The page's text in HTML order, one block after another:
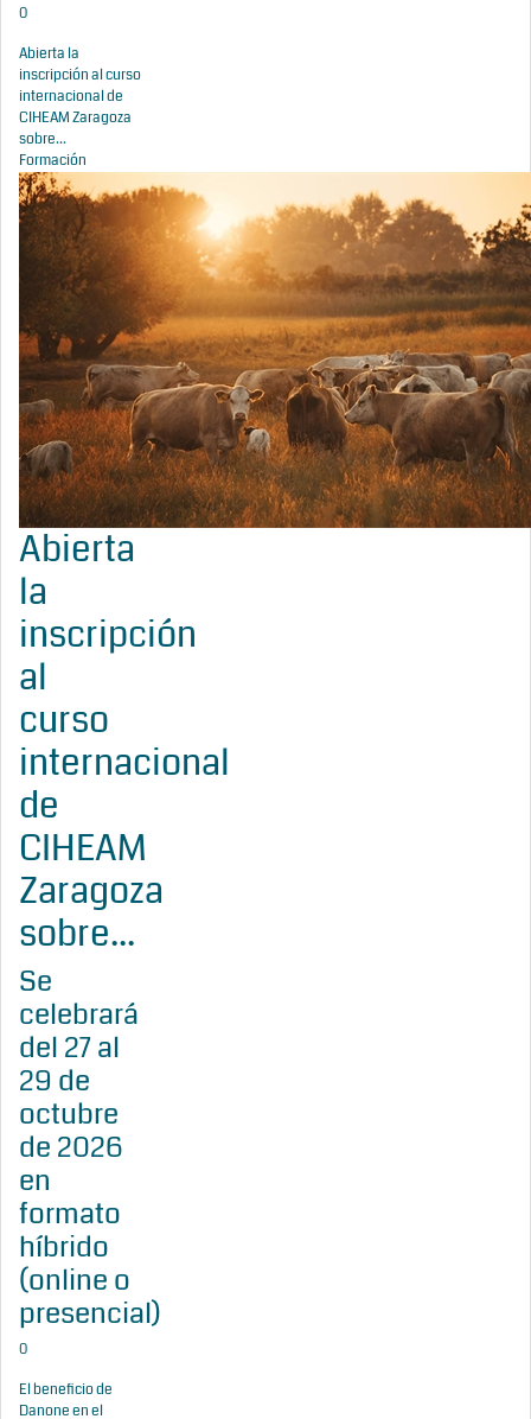
0
Abierta la
inscripción al curso
internacional de
CIHEAM Zaragoza
sobre...
Formación
Abierta
la
inscripción
al
curso
internacional
de
CIHEAM
Zaragoza
sobre...
Se
celebrará
del 27 al
29 de
octubre
de 2026
en
formato
híbrido
(online o
presencial)
0
El beneficio de
Danone en el